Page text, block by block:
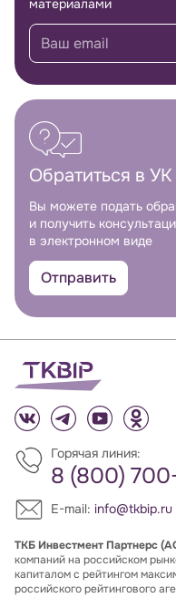
материалами
Обратиться в УК
Вы можете подать
и получить
в электронном виде
Отправить
Горячая линия:
8 (800)
E-mail: info@tkbip.ru
ТКБ Инвестмент Партнерс
компаний на российском
капиталом с рейтингом
российского рейтингового